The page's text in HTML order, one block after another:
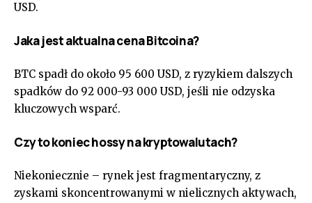
USD.
Jaka jest aktualna cena Bitcoina?
BTC spadł do około 95 600 USD, z ryzykiem dalszych
spadków do 92 000-93 000 USD, jeśli nie odzyska
kluczowych wsparć.
Czy to koniec hossy na kryptowalutach?
Niekoniecznie – rynek jest fragmentaryczny, z
zyskami skoncentrowanymi w nielicznych aktywach,